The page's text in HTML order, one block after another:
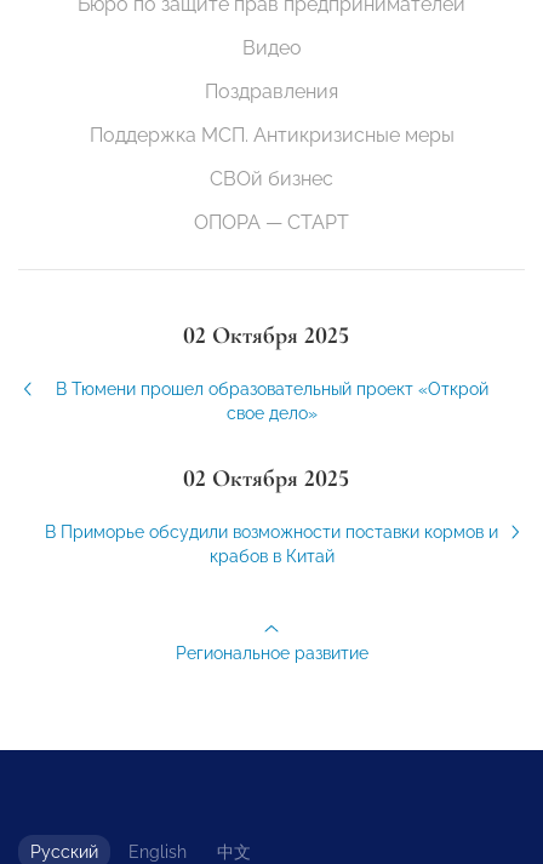
Видео
Поздравления
Поддержка МСП. Антикризисные меры
СВОй бизнес
ОПОРА — СТАРТ
02 Октября 2025
В Тюмени прошел образовательный проект «Открой
свое дело»
02 Октября 2025
В Приморье обсудили возможности поставки кормов и
крабов в Китай
Региональное развитие
Русский English 中文